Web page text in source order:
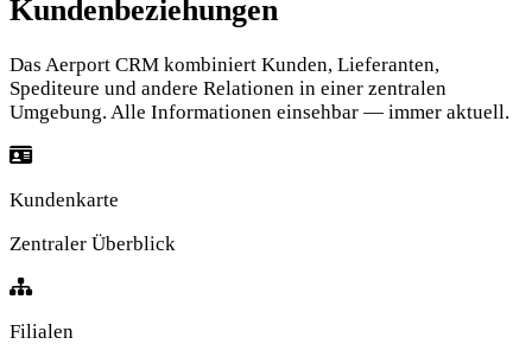
Kundenbeziehungen
Das Aerport CRM kombiniert Kunden, Lieferanten,
Spediteure und andere Relationen in einer zentralen
Umgebung. Alle Informationen einsehbar — immer aktuell.
Kundenkarte
Zentraler Überblick
Filialen